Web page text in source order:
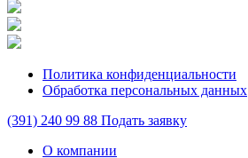
Политика конфиденциальности
Обработка персональных данных
(391) 240 99 88 Подать заявку
О компании